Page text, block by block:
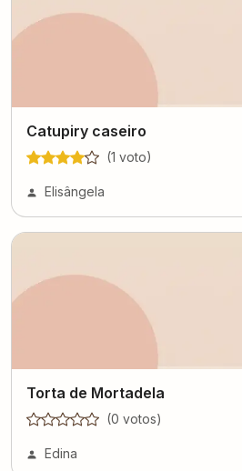
Catupiry caseiro
(1 voto)
Elisângela
Torta de Mortadela
(0 votos)
Edina